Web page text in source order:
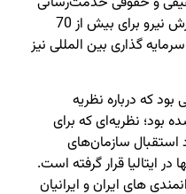
می‌کنند. همچنین به آموزش و پرورش نیرو برای بیش از 70
گذاری بین المللی نیز
که درباره نظریه
بود؛ نظریه‌ای که برای
استقبال سازمان‌های
ایتالیا قرار گرفته است.
های ایران و ایرانیان